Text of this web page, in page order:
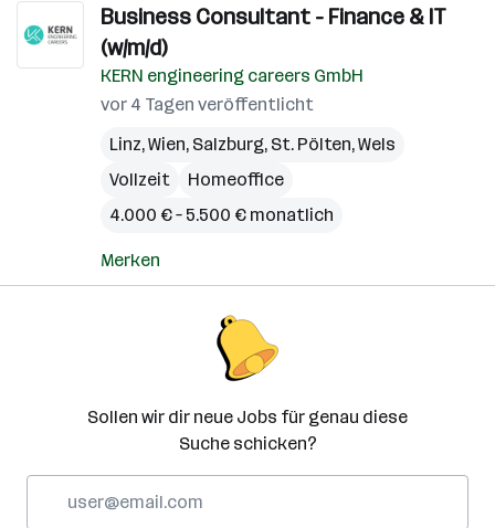
Business Consultant - Finance & IT
(w/m/d)
KERN engineering careers GmbH
vor 4 Tagen veröffentlicht
Linz,Wien, Salzburg, St. Pölten,Wels
Vollzeit
Homeoffice
4.000 € – 5.500 € monatlich
Merken
Sollen wir dir neue Jobs für genau diese
Suche schicken?